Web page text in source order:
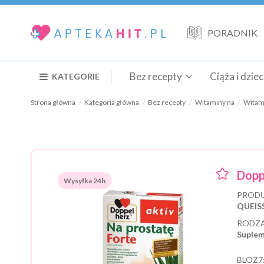
PORADNIK
KATEGORIE Bez recepty Ciąża i
Strona główna Kategoria główna Bez recepty Witaminy na
Wysyłka 24h